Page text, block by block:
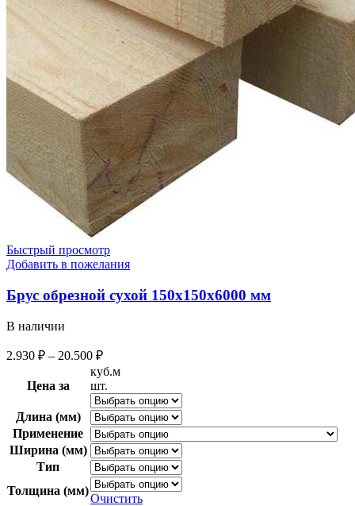
Быстрый просмотр
Добавить в пожелания
Брус обрезной сухой 150х150х6000 мм
В наличии
2.930 ₽ – 20.500 ₽
Цена за
куб.м
шт.
Длина (мм)
Применение
Ширина (мм)
Тип
Толщина (мм)
Очистить